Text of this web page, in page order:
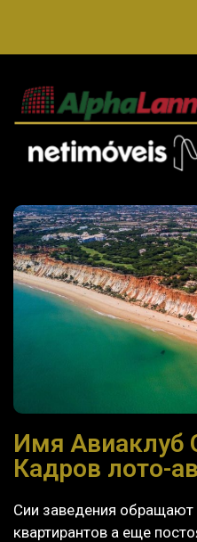
Имя Авиаклуб
Кадров лото-
Сии заведения
квартирантов а еще